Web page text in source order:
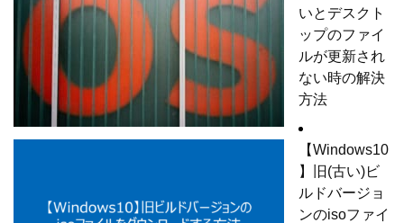
いとデスクト
ップのファイ
ルが更新され
ない時の解決
方法
【Windows10
】旧(古い)ビ
ルドバージョ
ンのisoファイ